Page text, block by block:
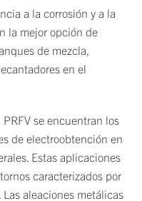
a la corrosión y a la
la mejor opción de
de mezcla,
en el
se encuentran los
de electroobtención en
Estas aplicaciones
caracterizados por
aleaciones metálicas